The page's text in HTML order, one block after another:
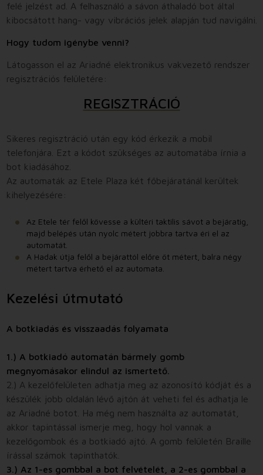
felé jelzést ad. A felhasználó a sávon áthaladó bot által
kibocsátott hang- vagy vibrációs jelek alapján tud navigálni.
Hogy tudom igénybe venni?
Látogasson el az Ariadné elektronikus vakvezető rendszer
regisztrációs felületére:
REGISZTRÁCIÓ
Sikeres regisztráció után egy kód érkezik a mobil
telefonjára. Ezt a kódot szükséges az automatába írnia a
bot kiadásához.
Az automaták az Etele Plaza két főbejáratánál kerültek
kihelyezésére:
Az Etele tér felől kövesse a kültéri taktilis sávot a bejáratig,
majd belépés után nyolc métert jobbra tartva éri el az
automatát.
A Hadak útja felől a bejárattól előre öt métert, balra négy
métert tartva érhető el az automata.
Kezelési útmutató
A botkiadás és visszaadás folyamata
1.) A botkiadó automatán bármely gomb
megnyomásakor elindul az ismertető.
2.) A kezelőfelületen adhatja meg az azonosító kódját és a
készülék jobb oldalán lévő ajtón át veheti fel és adhatja le
az Ariadné botot. Ha még nem használta az automatát,
akkor tapintással ismerje meg, hogy hol vannak a
kezelőgombok és a botkiadó ajtó. A gomb felületén Braille
írással számok tapinthatók.
3.) Az 1-es gombbal a bot felvételét, a 2-es gombbal a